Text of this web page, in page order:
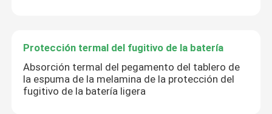
Protección termal del fugitivo de la batería
Absorción termal del pegamento del tablero de
la espuma de la melamina de la protección del
fugitivo de la batería ligera